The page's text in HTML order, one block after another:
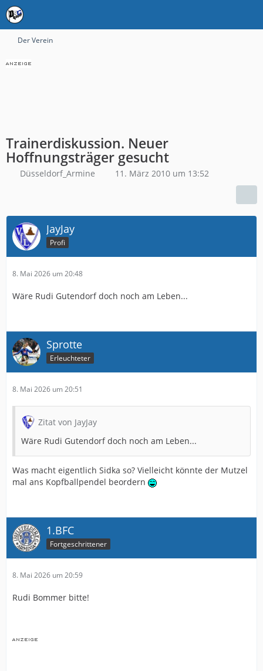
Der Verein
Trainerdiskussion. Neuer
Hoffnungsträger gesucht
Düsseldorf_Armine 11. März 2010 um 13:52
JayJay
Profi
8. Mai 2026 um 20:48
Wäre Rudi Gutendorf doch noch am Leben...
Sprotte
Erleuchteter
8. Mai 2026 um 20:51
Zitat von JayJay
Wäre Rudi Gutendorf doch noch am Leben...
Was macht eigentlich Sidka so? Vielleicht könnte der Mutzel
mal ans Kopfballpendel beordern
1.BFC
Fortgeschrittener
8. Mai 2026 um 20:59
Rudi Bommer bitte!